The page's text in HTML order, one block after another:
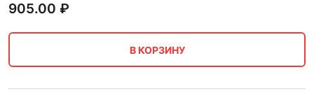
905.00 ₽
В КОРЗИНУ